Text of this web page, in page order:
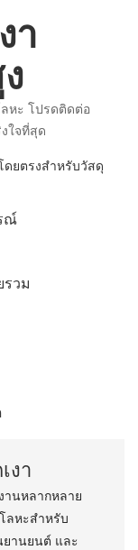
า
หะ โปรดติดต่อ
ใจที่สุด
ณ์
วม
งา
านหลากหลาย
ลหะสำหรับ
านยนต์ และ